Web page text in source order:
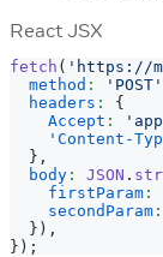
React JSX
fetch ( 'https://
method : 'POST'
headers :
{
Accept :
'Content-
} ,
body : JSON .
firstParam :
secondParam :
} ) ,
} ) ;